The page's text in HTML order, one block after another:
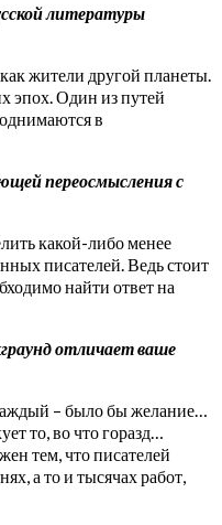
литературы
жители другой планеты.
эпох. Один из путей
в
переосмысления с
какой-либо менее
писателей. Ведь стоит
найти ответ на
отличает ваше
– было бы желание…
то, во что горазд…
тем, что писателей
а то и тысячах работ,